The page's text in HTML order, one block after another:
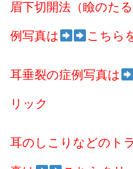
眉下切開法（瞼のた
例写真は こちら
耳垂裂の症例写真は
リック
耳のしこりなどのト